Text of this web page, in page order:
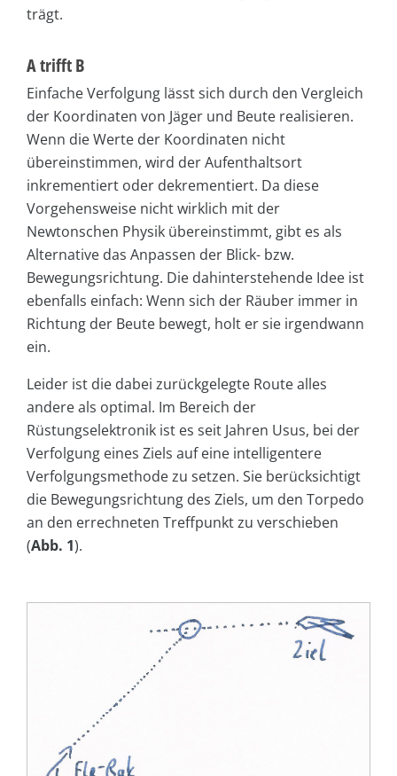
trägt.
A trifft B
Einfache Verfolgung lässt sich durch den Vergleich
der Koordinaten von Jäger und Beute realisieren.
Wenn die Werte der Koordinaten nicht
übereinstimmen, wird der Aufenthaltsort
inkrementiert oder dekrementiert. Da diese
Vorgehensweise nicht wirklich mit der
Newtonschen Physik übereinstimmt, gibt es als
Alternative das Anpassen der Blick- bzw.
Bewegungsrichtung. Die dahinterstehende Idee ist
ebenfalls einfach: Wenn sich der Räuber immer in
Richtung der Beute bewegt, holt er sie irgendwann
ein.
Leider ist die dabei zurückgelegte Route alles
andere als optimal. Im Bereich der
Rüstungselektronik ist es seit Jahren Usus, bei der
Verfolgung eines Ziels auf eine intelligentere
Verfolgungsmethode zu setzen. Sie berücksichtigt
die Bewegungsrichtung des Ziels, um den Torpedo
an den errechneten Treffpunkt zu verschieben
(Abb. 1).